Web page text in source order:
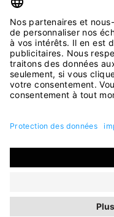
PLUS
©
Tous les prix incluent la
éventuels frais de